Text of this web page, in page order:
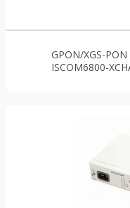
GPON/XGS-
ISCOM6800-